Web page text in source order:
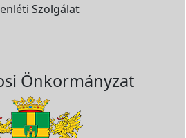
Szolgálat
Önkormányzat